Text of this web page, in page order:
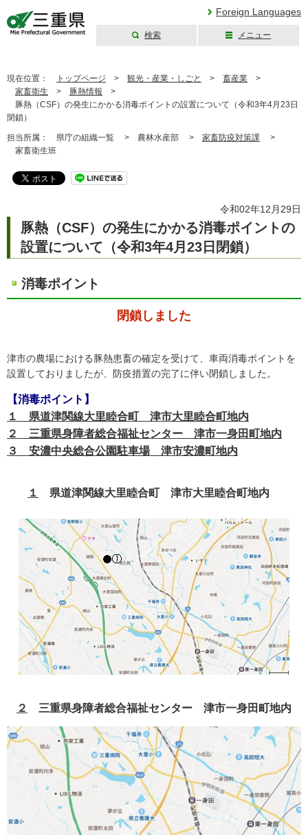
Foreign Languages
検索 メニュー
現在位置： トップページ > 観光・産業・しごと > 畜産業 >
家畜衛生 > 豚熱情報 >
豚熱（CSF）の発生にかかる消毒ポイントの設置について（令和3年4月23日
閉鎖）
担当所属： 県庁の組織一覧 > 農林水産部 > 家畜防疫対策課 >
家畜衛生班
令和02年12月29日
豚熱（CSF）の発生にかかる消毒ポイントの
設置について（令和3年4月23日閉鎖）
消毒ポイント
閉鎖しました
津市の農場における豚熱患畜の確定を受けて、車両消毒ポイントを
設置しておりましたが、防疫措置の完了に伴い閉鎖しました。
【消毒ポイント】
１ 県道津関線大里睦合町 津市大里睦合町地内
２ 三重県身障者総合福祉センター 津市一身田町地内
３ 安濃中央総合公園駐車場 津市安濃町地内
１ 県道津関線大里睦合町 津市大里睦合町地内
２ 三重県身障者総合福祉センター 津市一身田町地内